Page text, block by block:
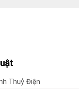
Thuỷ Điện